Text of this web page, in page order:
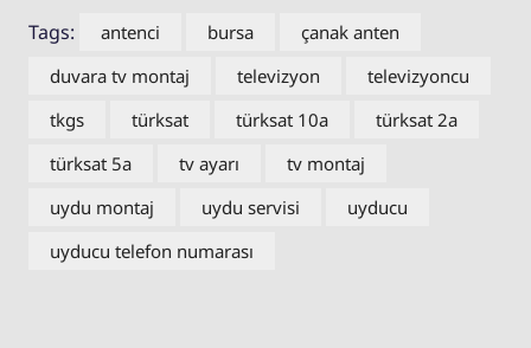
Tags: antenci bursa
çanak anten
duvara tv montaj
televizyon
televizyoncu
tkgs
türksat türksat 10a
türksat 2a
türksat 5a
tv ayarı
tv montaj
uydu montaj
uydu servisi
uyducu
uyducu telefon numarası